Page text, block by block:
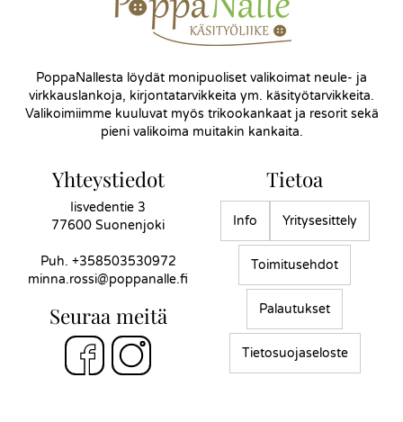
PoppaNallesta löydät monipuoliset valikoimat neule- ja
virkkauslankoja, kirjontatarvikkeita ym. käsityötarvikkeita.
Valikoimiimme kuuluvat myös trikookankaat ja resorit sekä
pieni valikoima muitakin kankaita.
Yhteystiedot
Iisvedentie 3
77600 Suonenjoki
Puh. +358503530972
minna.rossi@poppanalle.fi
Seuraa meitä
Tietoa
Info Yritysesittely
Toimitusehdot
Palautukset
Tietosuojaseloste